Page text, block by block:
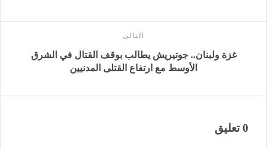
التالى
غزة ولبنان.. جوتيريش يطالب بوقف القتال في الشرق
الأوسط مع ارتفاع القتلى المدنيين
0 تعليق